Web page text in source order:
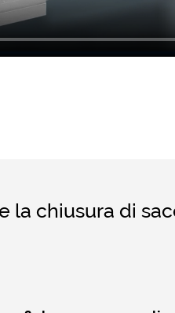
la chiusura di